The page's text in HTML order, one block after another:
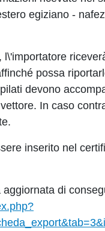
egiziano -
possa
devono
In caso
inserito nel
di